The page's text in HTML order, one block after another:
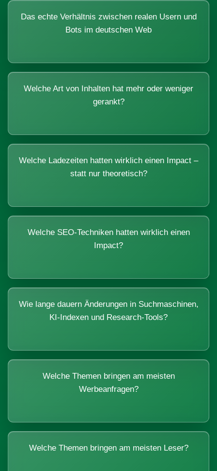
Das echte Verhältnis zwischen realen Usern und
Bots im deutschen Web
Welche Art von Inhalten hat mehr oder weniger
gerankt?
Welche Ladezeiten hatten wirklich einen Impact –
statt nur theoretisch?
Welche SEO-Techniken hatten wirklich einen
Impact?
Wie lange dauern Änderungen in Suchmaschinen,
KI-Indexen und Research-Tools?
Welche Themen bringen am meisten
Werbeanfragen?
Welche Themen bringen am meisten Leser?